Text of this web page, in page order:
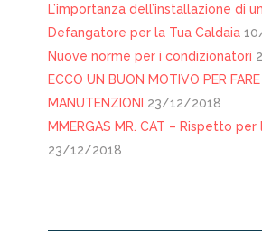
L’importanza dell’installazione di
Defangatore per la Tua Caldaia
Nuove norme per i condizionatori
ECCO UN BUON MOTIVO PER FARE
MANUTENZIONI
23/12/2018
MMERGAS MR. CAT – Rispetto per
23/12/2018